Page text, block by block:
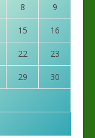
8 9
15 16
22 23
29 30